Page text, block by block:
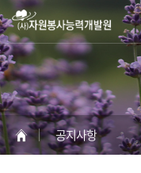
공지사항